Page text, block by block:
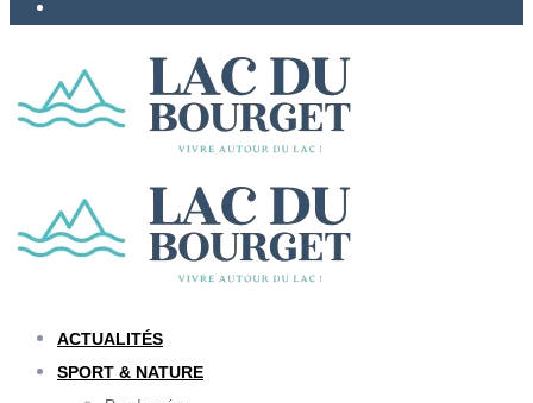
ACTUALITÉS
SPORT & NATURE